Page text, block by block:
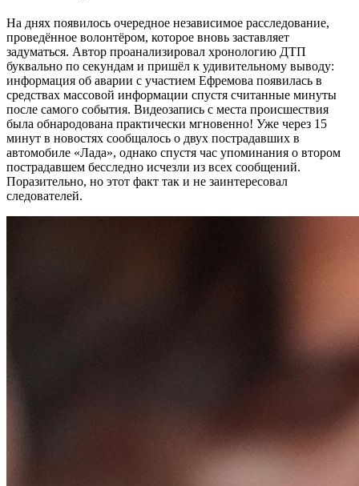
На днях появилось очередное независимое расследование,
проведённое волонтёром, которое вновь заставляет
задуматься. Автор проанализировал хронологию ДТП
буквально по секундам и пришёл к удивительному выводу:
информация об аварии с участием Ефремова появилась в
средствах массовой информации спустя считанные минуты
после самого события. Видеозапись с места происшествия
была обнародована практически мгновенно! Уже через 15
минут в новостях сообщалось о двух пострадавших в
автомобиле «Лада», однако спустя час упоминания о втором
пострадавшем бесследно исчезли из всех сообщений.
Поразительно, но этот факт так и не заинтересовал
следователей.